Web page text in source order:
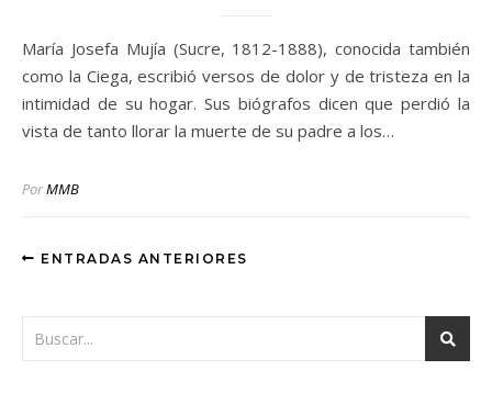
María Josefa Mujía (Sucre, 1812-1888), conocida también
como la Ciega, escribió versos de dolor y de tristeza en la
intimidad de su hogar. Sus biógrafos dicen que perdió la
vista de tanto llorar la muerte de su padre a los…
PorMMB
ENTRADAS ANTERIORES